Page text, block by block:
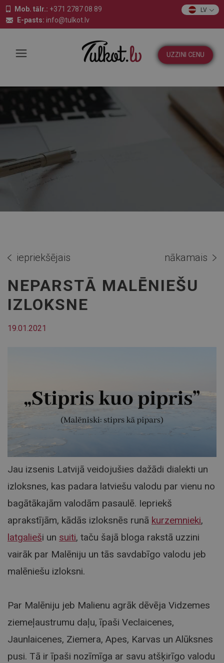
Mob. tālr.: +371 2787 08 89
E-pasts: info@tulkot.lv
LV
UZZINI CENU
iepriekšējais nākamais
NEPARSTĀ MALĒNIEŠU
IZLOKSNE
19.01.2021
Jau izsenis Latvijā veidojušies dažādi dialekti un
izloksnes, kas padara latviešu valodu par vienu no
bagātākajām valodām pasaulē. Iepriekš
aprakstījām, kādās izloksnēs runā kurzemnieki,
latgalieši un suiti, taču šajā bloga rakstā uzzini
vairāk par Malēniju un tās savdabīgo valodu jeb
malēniešu izloksni.
Par Malēniju jeb Malienu agrāk dēvēja Vidzemes
ziemeļaustrumu daļu, īpaši Veclaicenes,
Jaunlaicenes, Ziemera, Apes, Karvas un Alūksnes
pusi. Tā ir īpaši nozīmīga ar savu atšķirīgo valodu